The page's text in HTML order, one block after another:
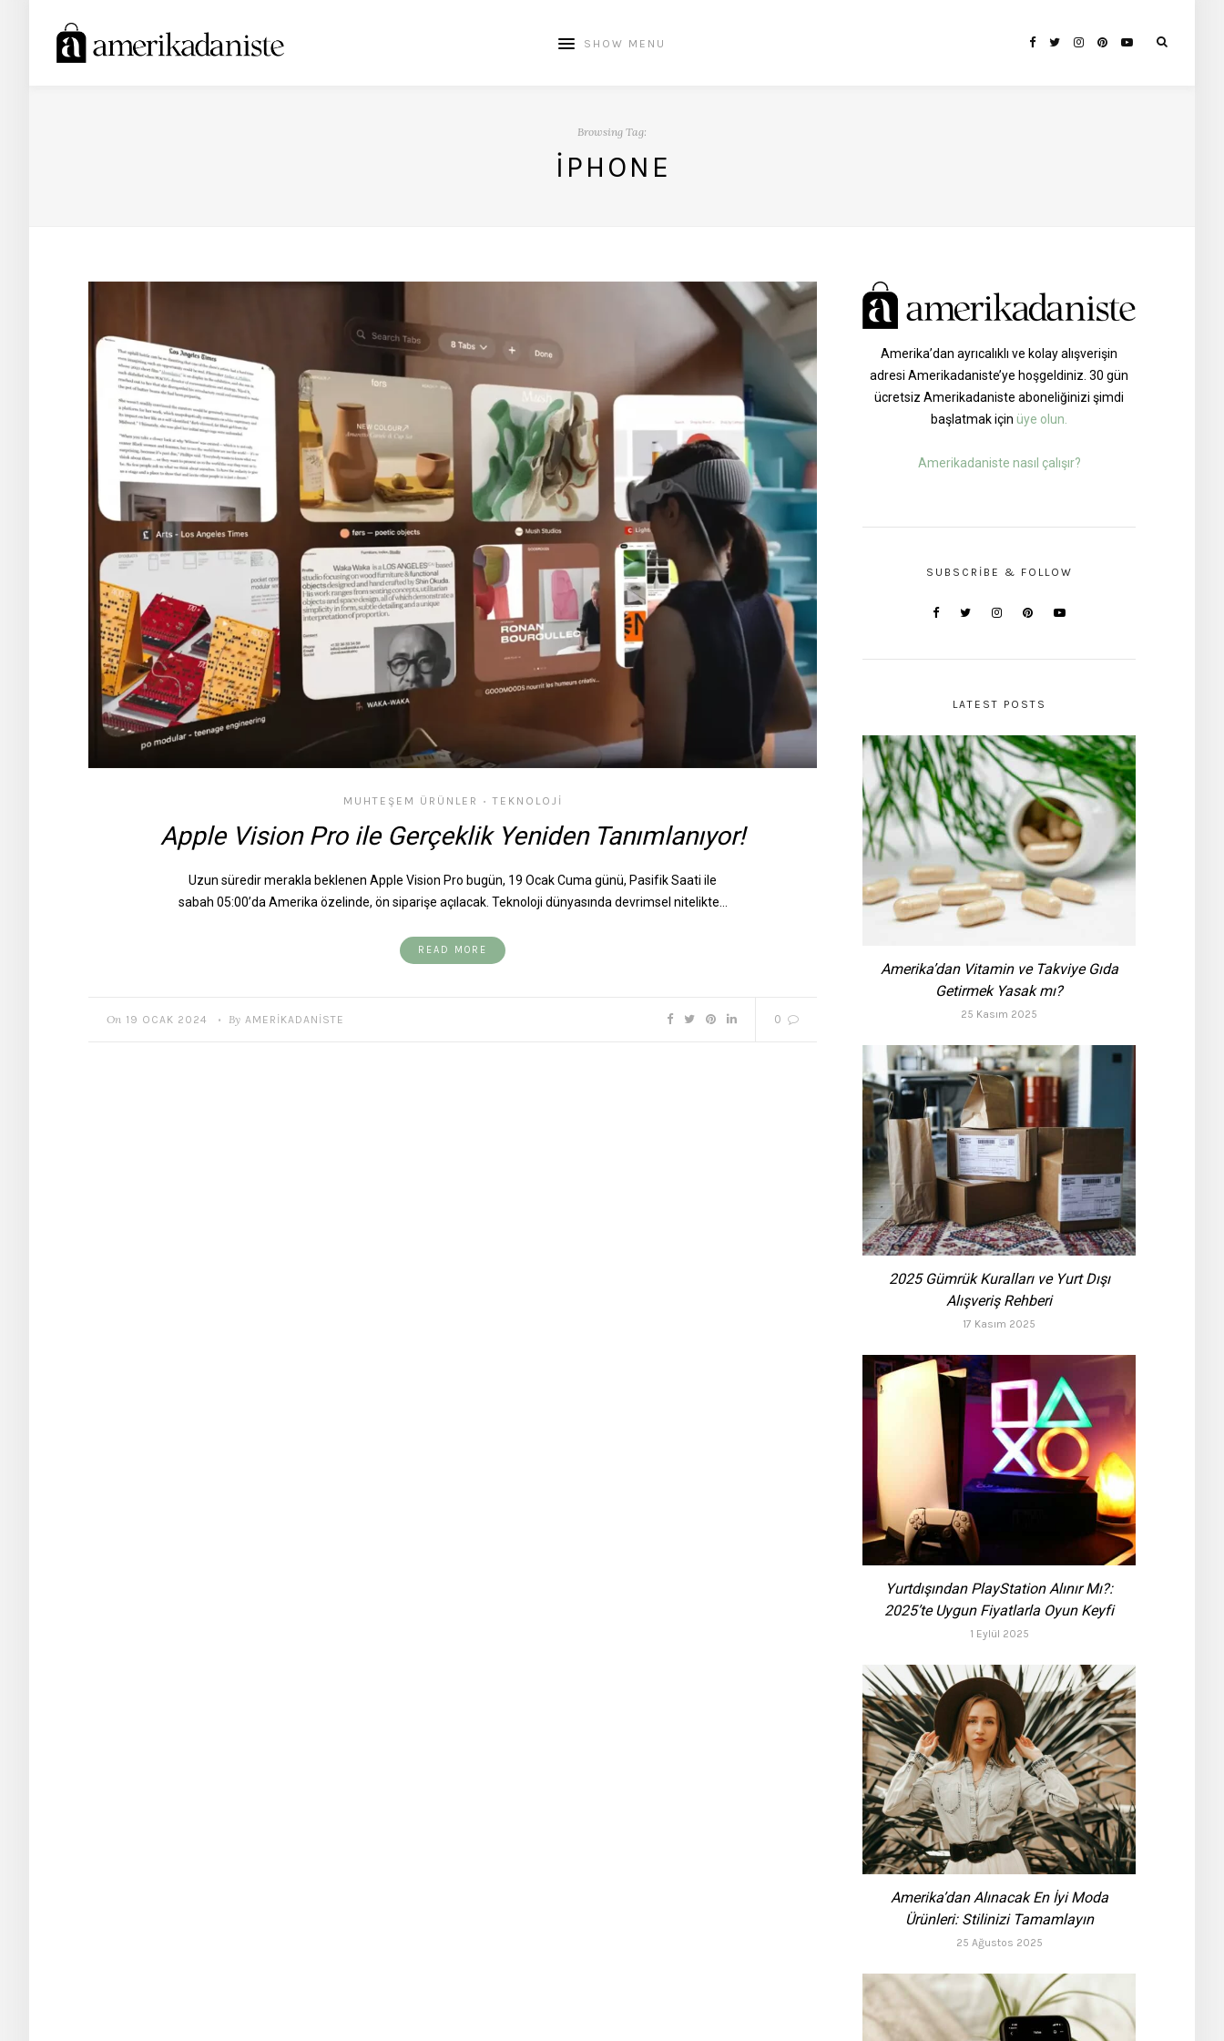
SHOW MENU
Browsing Tag:
IPHONE
MUHTEŞEM ÜRÜNLER • TEKNOLOJI
Apple Vision Pro ile Gerçeklik Yeniden Tanımlanıyor!
Uzun süredir merakla beklenen Apple Vision Pro bugün, 19 Ocak Cuma günü, Pasifik Saati ile
sabah 05:00’da Amerika özelinde, ön siparişe açılacak. Teknoloji dünyasında devrimsel nitelikte…
READ MORE
On 19 OCAK 2024 • By AMERIKADANISTE 0
Amerika’dan ayrıcalıklı ve kolay alışverişin
adresi Amerikadaniste’ye hoşgeldiniz. 30 gün
ücretsiz Amerikadaniste aboneliğinizi şimdi
başlatmak için üye olun.
Amerikadaniste nasıl çalışır?
SUBSCRIBE & FOLLOW
LATEST POSTS
Amerika’dan Vitamin ve Takviye Gıda
Getirmek Yasak mı?
25 Kasım 2025
2025 Gümrük Kuralları ve Yurt Dışı
Alışveriş Rehberi
17 Kasım 2025
Yurtdışından PlayStation Alınır Mı?:
2025’te Uygun Fiyatlarla Oyun Keyfi
1 Eylül 2025
Amerika’dan Alınacak En İyi Moda
Ürünleri: Stilinizi Tamamlayın
25 Ağustos 2025